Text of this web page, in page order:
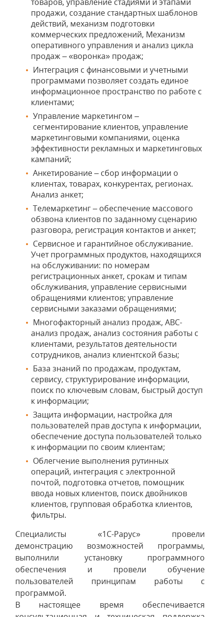
продажи, создание стандартных шаблонов
действий, механизм подготовки
коммерческих предложений, Механизм
оперативного управления и анализ цикла
продаж – «воронка» продаж;
Интеграция с финансовыми и учетными
программами позволяет создать единое
информационное пространство по работе с
клиентами;
Управление маркетингом –
сегментирование клиентов, управление
маркетинговыми компаниями, оценка
эффективности рекламных и маркетинговых
кампаний;
Анкетирование – сбор информации о
клиентах, товарах, конкурентах, регионах.
Анализ анкет;
Телемаркетинг – обеспечение массового
обзвона клиентов по заданному сценарию
разговора, регистрация контактов и анкет;
Сервисное и гарантийное обслуживание.
Учет программных продуктов, находящихся
на обслуживании: по номерам
регистрационных анкет, срокам и типам
обслуживания, управление сервисными
обращениями клиентов; управление
сервисными заказами обращениями;
Многофакторный анализ продаж, АВС-
анализ продаж, анализ состояния работы с
клиентами, результатов деятельности
сотрудников, анализ клиентской базы;
База знаний по продажам, продуктам,
сервису, структурирование информации,
поиск по ключевым словам, быстрый доступ
к информации;
Защита информации, настройка для
пользователей прав доступа к информации,
обеспечение доступа пользователей только
к информации по своим клиентам;
Облегчение выполнения рутинных
операций, интеграция с электронной
почтой, подготовка отчетов, помощник
ввода новых клиентов, поиск двойников
клиентов, групповая обработка клиентов,
фильтры.
Специалисты «1С-Рарус» провели
демонстрацию возможностей программы,
выполнили установку программного
обеспечения и провели обучение
пользователей принципам работы с
программой.
В настоящее время обеспечивается